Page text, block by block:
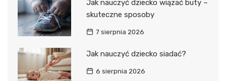
Jak nauczyć dziecko wiązać buty –
skuteczne sposoby
7 sierpnia 2026
Jak nauczyć dziecko siadać?
6 sierpnia 2026